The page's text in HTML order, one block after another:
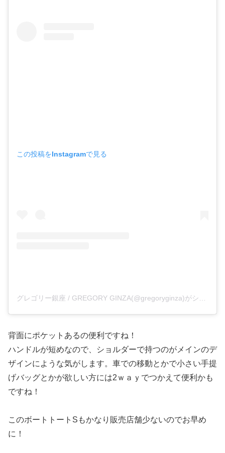
この投稿をInstagramで見る
背面にポケットあるの便利ですね！
ハンドルが短めなので、ショルダーで持つのがメインのデ
ザインにような気がします。車での移動とかで小さい手提
げバッグとかが欲しい方には2ｗａｙでつかえて便利かも
ですね！
このボートトートSもかなり販売店舗少ないのでお早め
に！